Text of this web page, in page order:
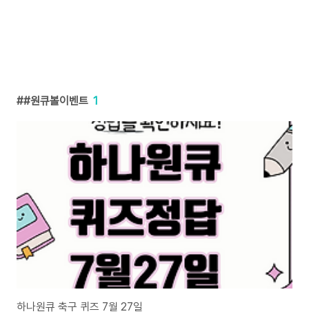
#원큐볼이벤트 1
하나원큐 축구 퀴즈 7월 27일